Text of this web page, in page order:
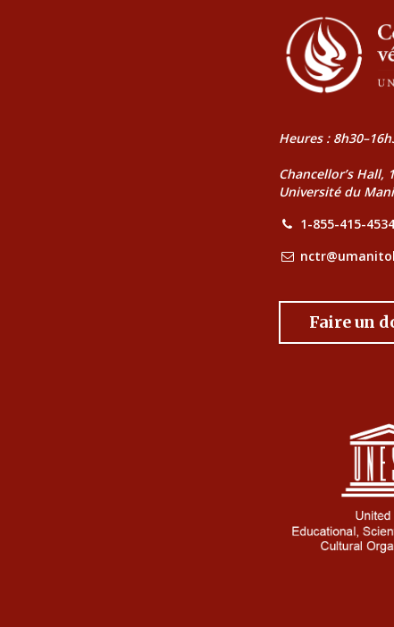
Heures :
Chancellor’s Hall,
Université du
1-855-415-4534
Faire un